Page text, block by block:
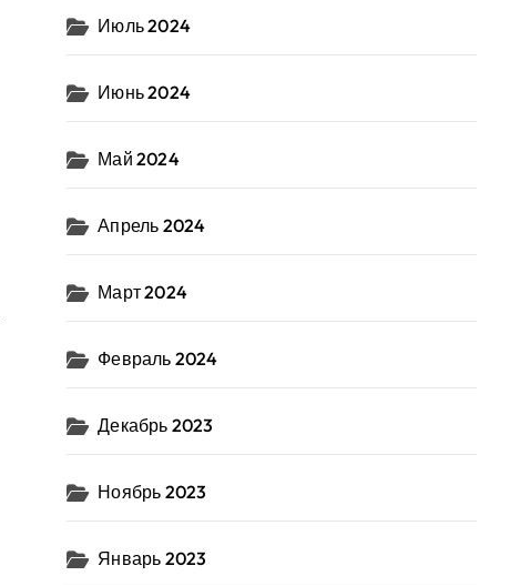
Июль 2024
Июнь 2024
Май 2024
Апрель 2024
Март 2024
Февраль 2024
Декабрь 2023
Ноябрь 2023
Январь 2023